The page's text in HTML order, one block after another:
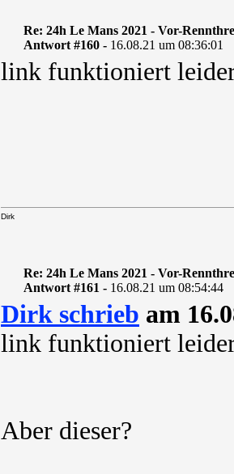
Re: 24h Le Mans 2021 - Vor-
Antwort #160 - 16.08.21 um 08:36:01
link funktioniert
Dirk
Re: 24h Le Mans 2021 - Vor-
Antwort #161 - 16.08.21 um 08:54:44
Dirk schrieb am
link funktioniert
Aber dieser?